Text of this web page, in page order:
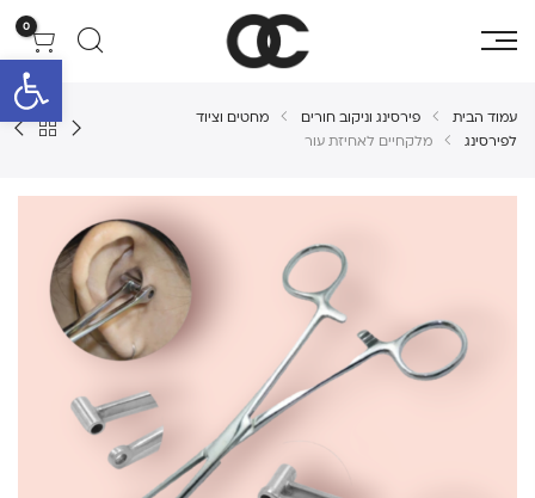
פתח
0
עמוד הבית פירסינג וניקוב חורים
מחטים וציוד
לפירסינג
מלקחיים לאחיזת עור